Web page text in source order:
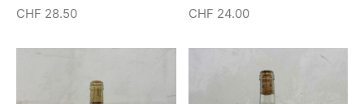
CHF 28.50 CHF 24.00